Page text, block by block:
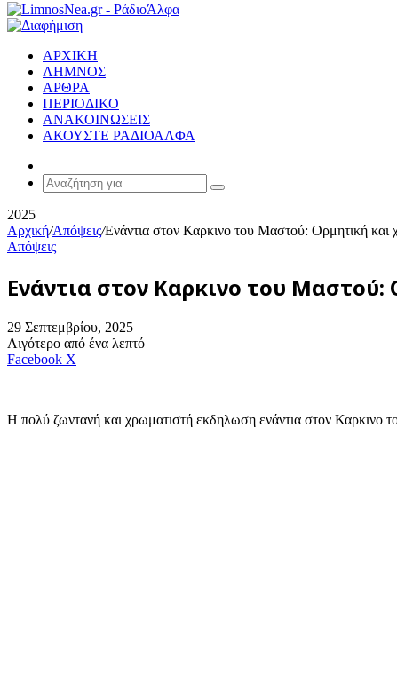
ΑΡΧΙΚΗ
ΛΗΜΝΟΣ
ΑΡΘΡΑ
ΠΕΡΙΟΔΙΚΟ
ΑΝΑΚΟΙΝΩΣΕΙΣ
ΑΚΟΥΣΤΕ ΡΑΔΙΟΑΛΦΑ
Article
Αναζήτηση
2025
Αρχική/Απόψεις/Ενάντια στον Καρκινο του Μαστού: Ορμητική
Απόψεις
Ενάντια στον Καρκινο του
29 Σεπτεμβρίου, 2025
Λιγότερο από ένα λεπτό
Facebook X
Η πολύ ζωντανή και χρωματιστή εκδηλωση ενάντια στον Καρκινο